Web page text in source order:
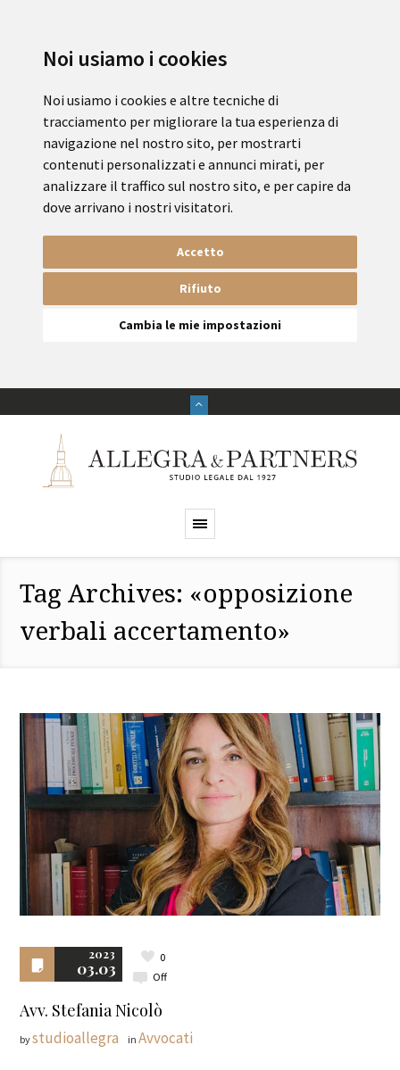
Noi usiamo i cookies
Noi usiamo i cookies e altre tecniche di
tracciamento per migliorare la tua esperienza di
navigazione nel nostro sito, per mostrarti
contenuti personalizzati e annunci mirati, per
analizzare il traffico sul nostro sito, e per capire da
dove arrivano i nostri visitatori.
Accetto
Rifiuto
Cambia le mie impostazioni
Tag Archives: «opposizione
verbali accertamento»
2023
03.03 Off
0
Avv. Stefania Nicolò
bystudioallegra inAvvocati